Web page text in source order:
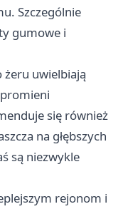
Szczególnie
gumowe i
uwielbiają
się również
na głębszych
są niezwykle
rejonom i